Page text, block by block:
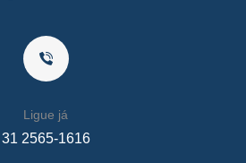
Ligue já
31 2565-1616